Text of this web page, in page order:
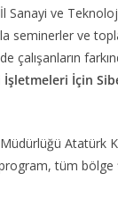
Sanayi ve
seminerler ve
İşletmeleri İçin
Atatürk
tüm bölge